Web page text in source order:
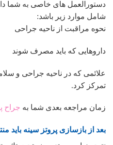
دستورالعمل های خاصی به شما
شامل موارد زیر باشد:
نحوه مراقبت از ناحیه جراحی
داروهایی که باید مصرف شوند
علائمی که در ناحیه جراحی و
تمرکز کرد.
زمان مراجعه بعدی شما به جراح
بعد از بازسازی پروتز سینه باید